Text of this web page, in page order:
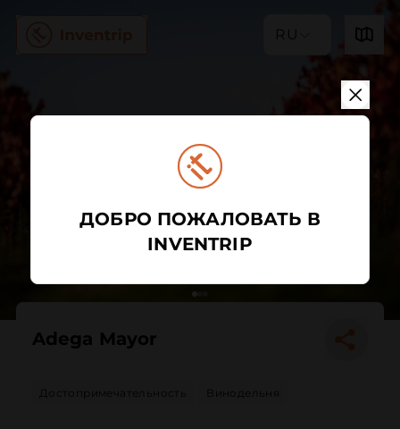
RU
Adega Mayor
Достопримечательность Винодельня
ДОБРО ПОЖАЛОВАТЬ В
INVENTRIP